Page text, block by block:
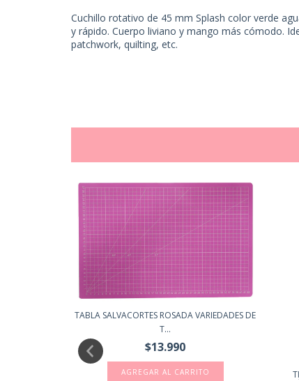
Cuchillo rotativo de 45 mm Splash color verde
y rápido. Cuerpo liviano y mango más cómodo.
patchwork, quilting, etc.
TABLA SALVACORTES ROSADA VARIEDADES DE
T...
$13.990
AGREGAR AL CARRITO